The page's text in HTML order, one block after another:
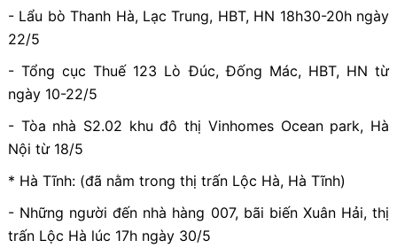
- Lẩu bò Thanh Hà, Lạc Trung, HBT, HN 18h30-20h ngày
22/5
- Tổng cục Thuế 123 Lò Đúc, Đống Mác, HBT, HN từ
ngày 10-22/5
- Tòa nhà S2.02 khu đô thị Vinhomes Ocean park, Hà
Nội từ 18/5
* Hà Tĩnh: (đã nằm trong thị trấn Lộc Hà, Hà Tĩnh)
- Những người đến nhà hàng 007, bãi biến Xuân Hải, thị
trấn Lộc Hà lúc 17h ngày 30/5